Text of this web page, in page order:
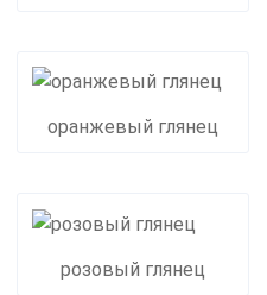
оранжевый глянец
розовый глянец